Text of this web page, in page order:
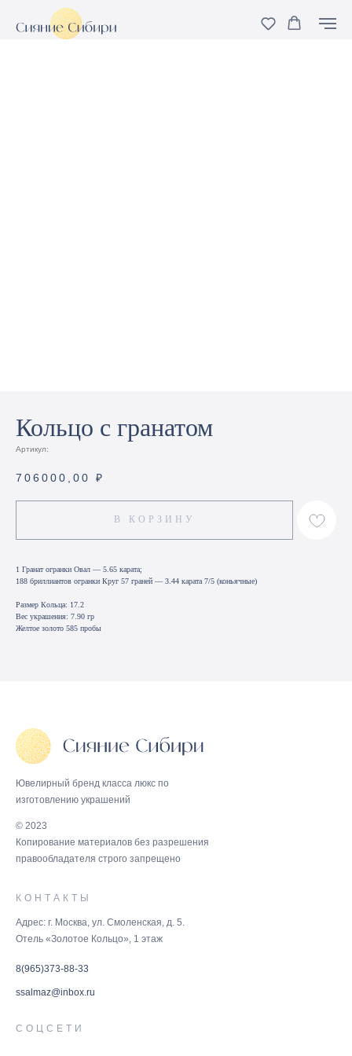
Кольцо с гранатом
Артикул:
706000,00 ₽
В КОРЗИНУ
1 Гранат огранки Овал — 5.65 карата;
188 бриллиантов огранки Круг 57 граней — 3.44 карата 7/5 (коньячные)
Размер Кольца: 17.2
Вес украшения: 7.90 гр
Желтое золото 585 пробы
Ювелирный бренд класса люкс по
изготовлению украшений
© 2023
Копирование материалов без разрешения
правообладателя строго запрещено
КОНТАКТЫ
8(965)373-88-33
ssalmaz@inbox.ru
Адрес: г. Москва, ул. Смоленская, д. 5.
Отель «Золотое Кольцо», 1 этаж
СОЦСЕТИ